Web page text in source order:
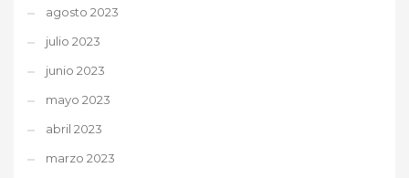
agosto 2023
julio 2023
junio 2023
mayo 2023
abril 2023
marzo 2023